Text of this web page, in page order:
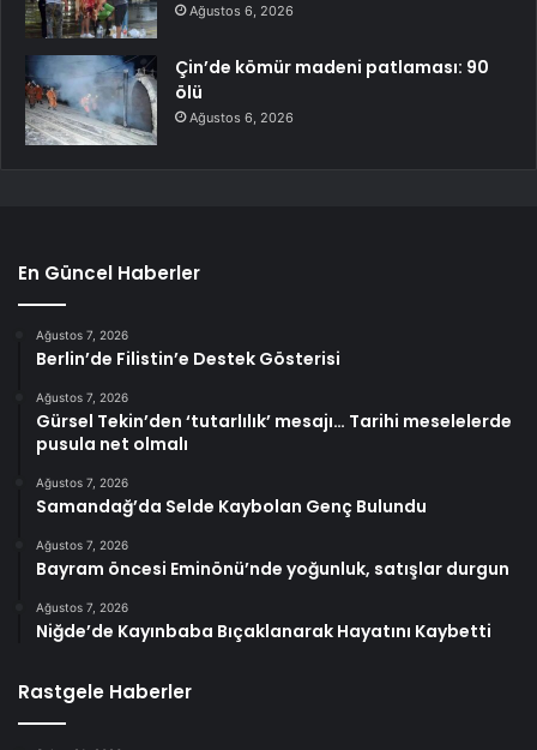
Ağustos 6, 2026
Çin’de kömür madeni patlaması: 90
ölü
Ağustos 6, 2026
En Güncel Haberler
Ağustos 7, 2026
Berlin’de Filistin’e Destek Gösterisi
Ağustos 7, 2026
Gürsel Tekin’den ‘tutarlılık’ mesajı… Tarihi meselelerde
pusula net olmalı
Ağustos 7, 2026
Samandağ’da Selde Kaybolan Genç Bulundu
Ağustos 7, 2026
Bayram öncesi Eminönü’nde yoğunluk, satışlar durgun
Ağustos 7, 2026
Niğde’de Kayınbaba Bıçaklanarak Hayatını Kaybetti
Rastgele Haberler